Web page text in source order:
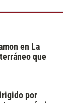
en La
que
por